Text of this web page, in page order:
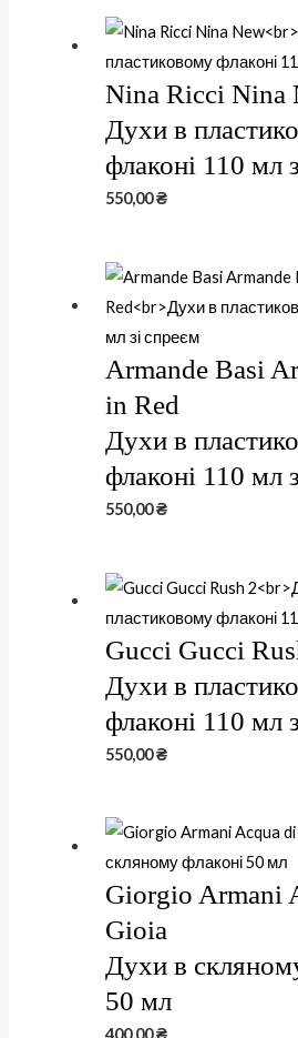
Nina Ricci Nina
Духи в
флаконі 110 мл
550,00₴
Armande Basi
in Red
Духи в
флаконі 110 мл
550,00₴
Gucci Gucci
Духи в
флаконі 110 мл
550,00₴
Giorgio Armani
Gioia
Духи в
50 мл